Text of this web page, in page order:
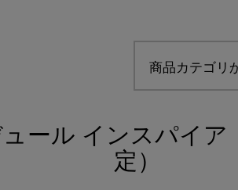
商品カテゴリ
ール インスパイア
定）